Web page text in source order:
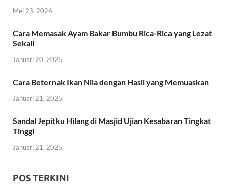
Mei 23, 2026
Cara Memasak Ayam Bakar Bumbu Rica-Rica yang Lezat
Sekali
Januari 20, 2025
Cara Beternak Ikan Nila dengan Hasil yang Memuaskan
Januari 21, 2025
Sandal Jepitku Hilang di Masjid Ujian Kesabaran Tingkat
Tinggi
Januari 21, 2025
POS TERKINI